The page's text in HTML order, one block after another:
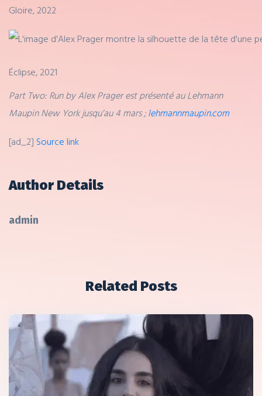
Gloire, 2022
Éclipse, 2021
Part Two: Run by Alex Prager est présenté au Lehmann
Maupin New York jusqu’au 4 mars ;lehmannmaupin.com
[ad_2] Source link
Author Details
admin
Related Posts